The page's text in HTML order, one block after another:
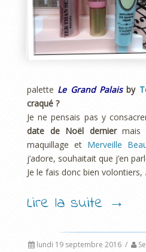
palette Le Grand Palaisby
craqué ?
Je ne pensais pas y
date de Noël derniermais
maquillage et Merveille
j’adore, souhaitait que j’en
Je le fais donc bien volontiers,
Lire la suite →
lundi 19 septembre 2016 /